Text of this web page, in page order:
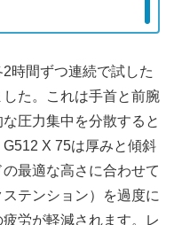
時間ずつ連続で試した
た。これは手首と前腕
圧力集中を分散すると
X 75は厚みと傾斜
最適な高さに合わせて
テンション）を過度に
労が軽減されます。レ